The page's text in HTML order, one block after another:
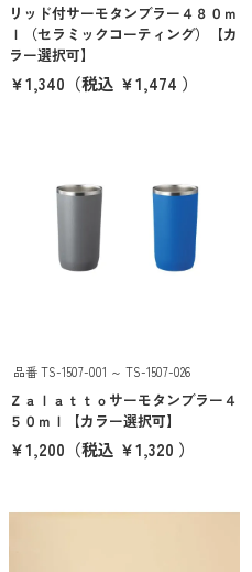
201〜300円
301〜400円
カテゴリーから探す
リッド付サーモタンブラー４８０ｍ
ｌ（セラミックコーティング）【カ
ラー選択可】
￥1,340 （税込 ￥1,474 ）
品番 TS-1507-001 ～ TS-1507-026
Ｚａｌａｔｔｏサーモタンブラー４
５０ｍｌ【カラー選択可】
￥1,200 （税込 ￥1,320 ）